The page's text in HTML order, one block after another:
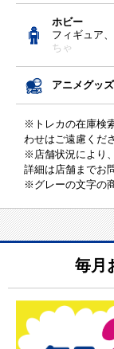
ホビー
フィギュア
ちゃ
アニメグッズ
※トレカの在庫検
わせはご遠慮くだ
※店舗状況により
詳細は店舗までお
※グレーの文字の
毎月